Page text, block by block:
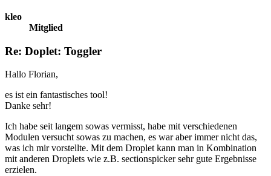
kleo
Mitglied
Re: Doplet: Toggler
Hallo Florian,
es ist ein fantastisches tool!
Danke sehr!
Ich habe seit langem sowas vermisst, habe mit verschiedenen
Modulen versucht sowas zu machen, es war aber immer nicht das,
was ich mir vorstellte. Mit dem Droplet kann man in Kombination
mit anderen Droplets wie z.B. sectionspicker sehr gute Ergebnisse
erzielen.